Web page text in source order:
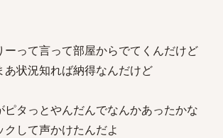
ーって言って部屋からでてくんだけど
あ状況知れば納得なんだけど
ピタっとやんだんでなんかあったかな
クして声かけたんだよ